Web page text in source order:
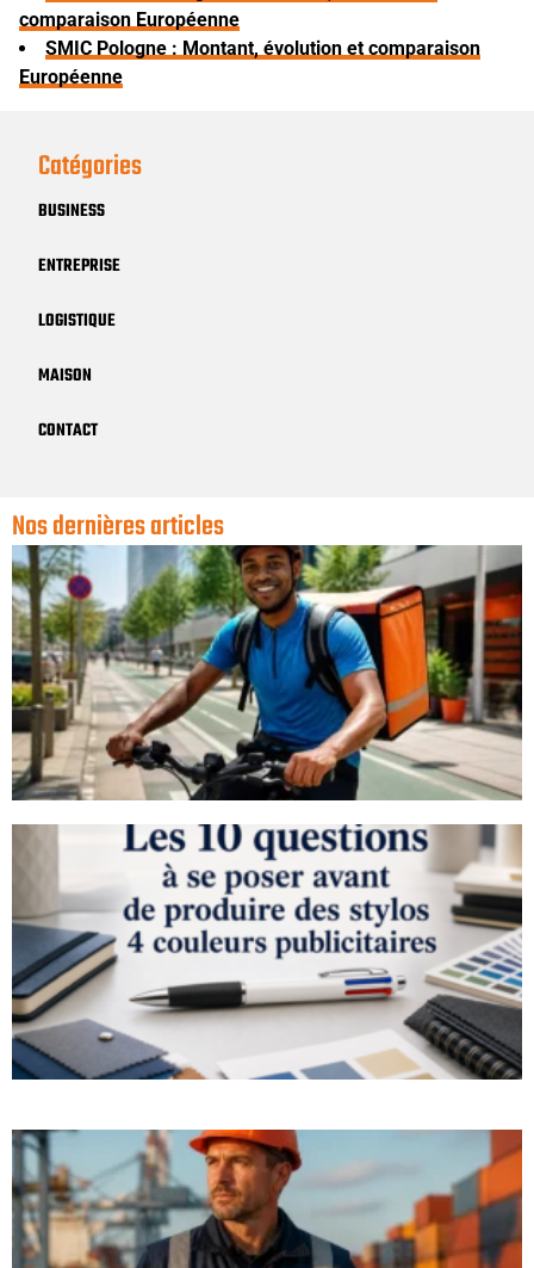
comparaison Européenne
SMIC Pologne : Montant, évolution et comparaison
Européenne
Catégories
BUSINESS
ENTREPRISE
LOGISTIQUE
MAISON
CONTACT
Nos dernières articles